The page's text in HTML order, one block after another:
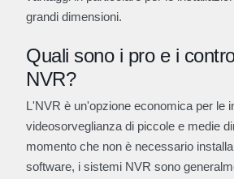
grandi dimensioni.
Quali sono i pro e i
NVR?
L'NVR è un'opzione economica per le
videosorveglianza di piccole e medie
momento che non è necessario
software, i sistemi NVR sono